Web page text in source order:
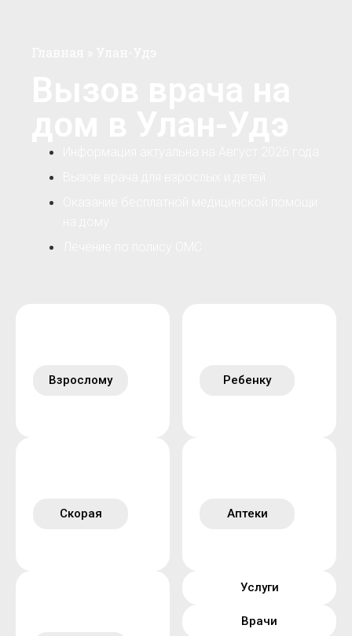
Взрослому Ребенку
Скорая Аптеки
Услуги
Врачи